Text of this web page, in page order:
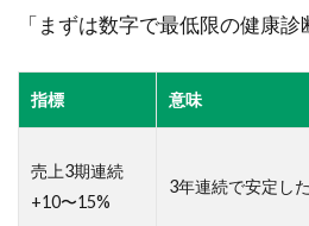
「まずは数字で最低限の健康診
指標 意味
売上3期連続
+10〜15%
3年連続で安定し